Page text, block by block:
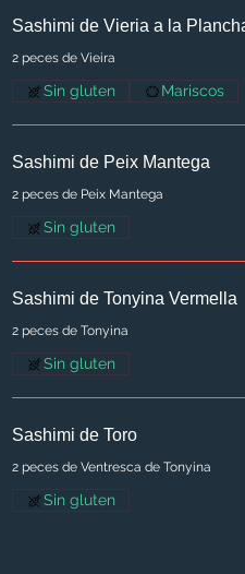
Sashimi de Vieria a la
2 peces de Vieira
Sin gluten Mariscos
Sashimi de Peix Mantega
2 peces de Peix Mantega
Sin gluten
Sashimi de Tonyina Vermella
2 peces de Tonyina
Sin gluten
Sashimi de Toro
2 peces de Ventresca de Tonyina
Sin gluten